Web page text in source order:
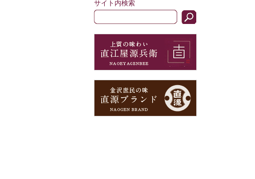
サイト内検索